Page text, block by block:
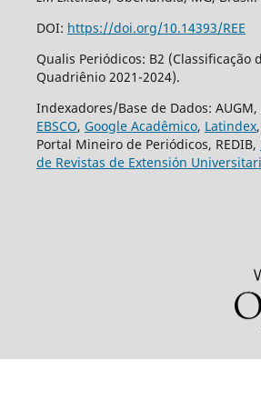
DOI: https://doi.org/10.14393/REE
Qualis Periódicos: B2 (Classificação
Quadriênio 2021-2024).
Indexadores/Base de Dados: AUGM,
EBSCO, Google Acadêmico, Latindex
Portal Mineiro de Periódicos, REDIB,
de Revistas de Extensión